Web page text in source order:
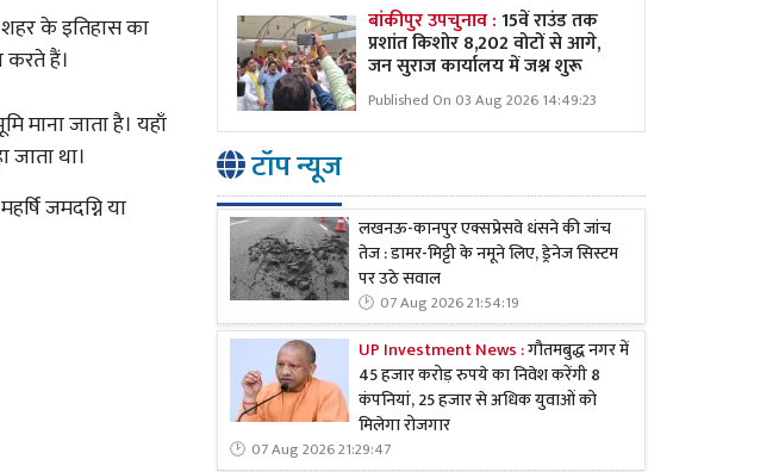
शहर के इतिहास का
करते हैं।
माना जाता है। यहाँ
था।
जमदग्नि या
बांकीपुर उपचुनाव :15वें राउंड तक
प्रशांत किशोर 8,202 वोटों से आगे,
जन सुराज कार्यालय में जश्न शुरू
Published On 03 Aug 2026 14:49:23
टॉप न्यूज
लखनऊ-कानपुर एक्सप्रेसवे धंसने की जांच
तेज : डामर-मिट्टी के नमूने लिए, ड्रेनेज सिस्टम
पर उठे सवाल
07 Aug 2026 21:54:19
UP Investment News :गौतमबुद्ध नगर में
45 हजार करोड़ रुपये का निवेश करेंगी 8
कंपनियां, 25 हजार से अधिक युवाओं को
मिलेगा रोजगार
07 Aug 2026 21:29:47